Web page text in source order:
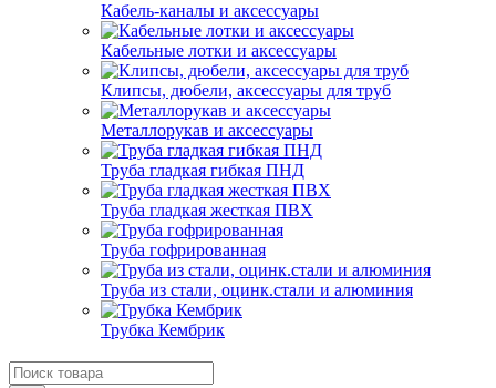
Кабель-каналы и аксессуары
Кабельные лотки и аксессуары
Клипсы, дюбели, аксессуары для труб
Металлорукав и аксессуары
Труба гладкая гибкая ПНД
Труба гладкая жесткая ПВХ
Труба гофрированная
Труба из стали, оцинк.стали и алюминия
Трубка Кембрик